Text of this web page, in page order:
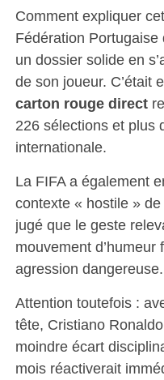
Comment expliquer
Fédération
un dossier solide en
de son joueur. C’était
carton rouge direct
226 sélections et plus
internationale.
La FIFA a également
contexte « hostile »
jugé que le geste
mouvement d’humeur
agression dangereuse.
Attention toutefois :
tête, Cristiano
moindre écart
mois réactiverait